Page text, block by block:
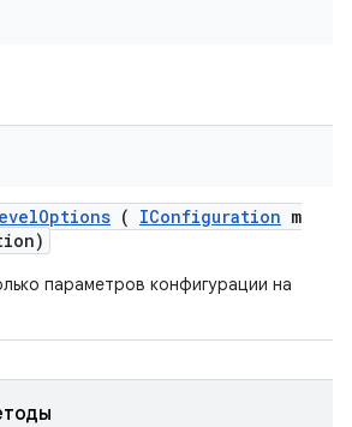
Options ( IConfiguration m
параметров конфигурации на